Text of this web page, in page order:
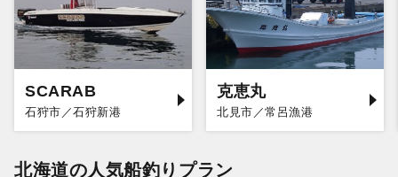
SCARAB
石狩市／石狩新港
克恵丸
北見市／常呂漁港
北海道の人気船釣りプラン